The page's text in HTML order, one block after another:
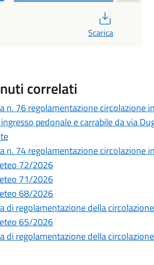
Scarica
correlati
n. 76 regolamentazione circolazione
pedonale e carrabile da via
n. 74 regolamentazione circolazione
72/2026
71/2026
68/2026
di regolamentazione della
65/2026
di regolamentazione della